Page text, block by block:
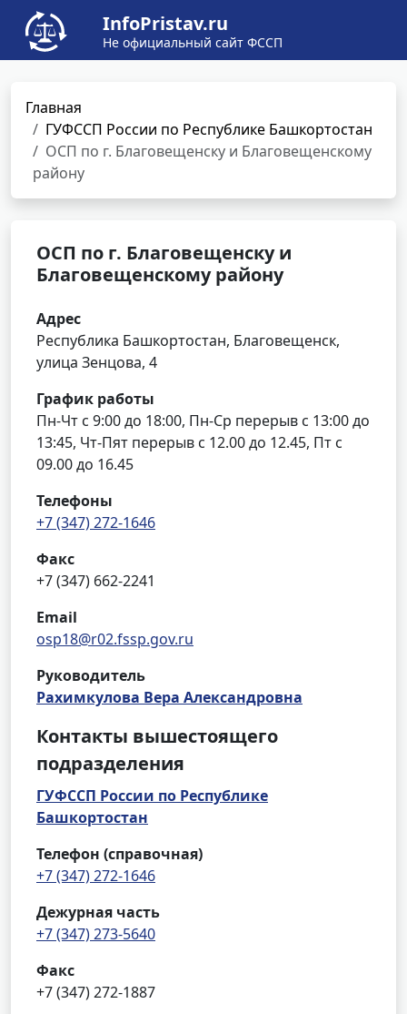
InfoPristav.ru
Не официальный сайт ФССП
Главная
ГУФССП России по Республике Башкортостан
ОСП по г. Благовещенску и Благовещенскому
району
ОСП по г. Благовещенску и
Благовещенскому району
Адрес
Республика Башкортостан, Благовещенск,
улица Зенцова, 4
График работы
Пн-Чт с 9:00 до 18:00, Пн-Ср перерыв с 13:00 до
13:45, Чт-Пят перерыв с 12.00 до 12.45, Пт с
09.00 до 16.45
Телефоны
+7 (347) 272-1646
Факс
+7 (347) 662-2241
Email
osp18@r02.fssp.gov.ru
Руководитель
Рахимкулова Вера Александровна
Контакты вышестоящего
подразделения
ГУФССП России по Республике
Башкортостан
Телефон (справочная)
+7 (347) 272-1646
Дежурная часть
+7 (347) 273-5640
Факс
+7 (347) 272-1887